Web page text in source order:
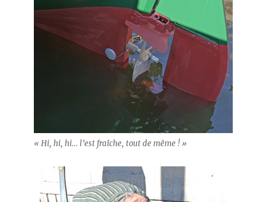
« Hi, hi, hi… l’est fraîche, tout de même ! »